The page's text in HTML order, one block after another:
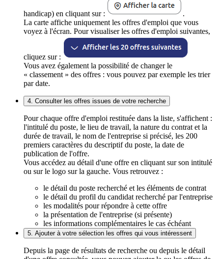
handicap) en cliquant sur :
.
La carte affiche uniquement les offres d'emploi que vous
voyez à l'écran. Pour visualiser les offres d'emploi suivantes,
cliquez sur :
Vous avez également la possibilité de changer le
« classement » des offres : vous pouvez par exemple les trier
par date.
4. Consulter les offres issues de votre recherche
Pour chaque offre d'emploi restituée dans la liste, s'affichent :
l'intitulé du poste, le lieu de travail, la nature du contrat et la
durée de travail, le nom de l'entreprise si précisé, les 200
premiers caractères du descriptif du poste, la date de
publication de l'offre.
Vous accédez au détail d'une offre en cliquant sur son intitulé
ou sur le logo sur la gauche. Vous retrouvez :
le détail du poste recherché et les éléments de contrat
le détail du profil du candidat recherché par l'entreprise
les modalités pour répondre à cette offre
la présentation de l'entreprise (si présente)
les informations complémentaires le cas échéant
5. Ajouter à votre sélection les offres qui vous intéressent
Depuis la page de résultats de recherche ou depuis le détail